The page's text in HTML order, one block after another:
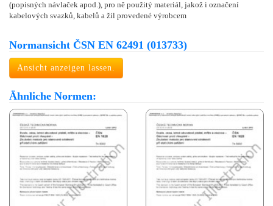
(popisných návlaček apod.), pro ně použitý materiál, jakož i označení
kabelových svazků, kabelů a žil provedené výrobcem
Normansicht ČSN EN 62491 (013733)
Ansicht anzeigen lassen.
Ähnliche Normen: